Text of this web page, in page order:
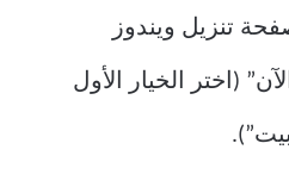
تنزيل ويندوز
(اختر الخيار الأول